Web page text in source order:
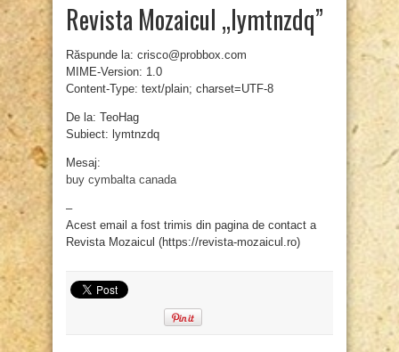
Revista Mozaicul „lymtnzdq”
Răspunde la: crisco@probbox.com
MIME-Version: 1.0
Content-Type: text/plain; charset=UTF-8
De la: TeoHag
Subiect: lymtnzdq
Mesaj:
buy cymbalta canada
–
Acest email a fost trimis din pagina de contact a
Revista Mozaicul (https://revista-mozaicul.ro)